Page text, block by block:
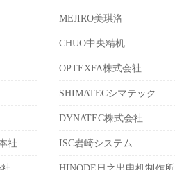
MEJIRO美琪洛
CHUO中央精机
OPTEXFA株式会社
SHIMATECシマテック
DYNATEC株式会社
社 ISC岩崎システム